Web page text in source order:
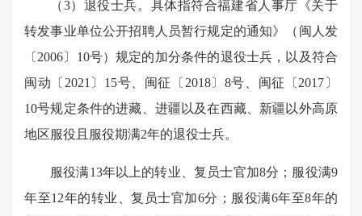
（3）退役士兵。具体指符合福建省人事厅《关于
转发事业单位公开招聘人员暂行规定的通知》（闽人发
〔 2006〕 10号）规定的加分条件的退役士兵，以及符合
闽动〔 2021 〕 15号、闽征〔 2018〕 8号、闽征〔 2017 〕
10号规定条件的进藏、进疆以及在西藏、新疆以外高原
地区服役且服役期满2年的退役士兵。
服役满13年以上的转业、复员士官加8分；服役满9
年至12年的转业、复员士官加6分；服役满6年至8年的